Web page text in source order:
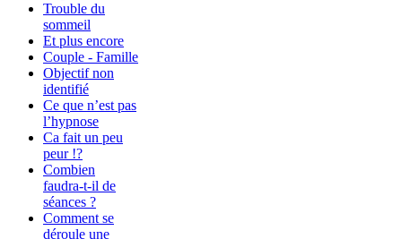
Trouble du
sommeil
Et plus encore
Couple - Famille
Objectif non
identifié
Ce que n’est pas
l’hypnose
Ca fait un peu
peur !?
Combien
faudra-t-il de
séances ?
Comment se
déroule une